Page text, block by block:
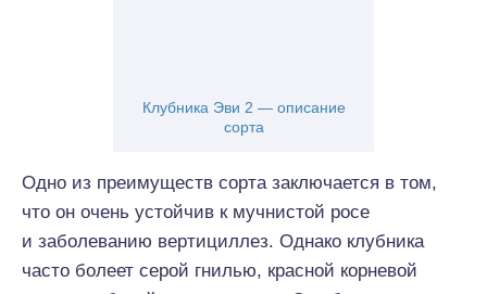
Клубника Эви 2 — описание
сорта
Одно из преимуществ сорта заключается в том,
что он очень устойчив к мучнистой росе
и заболеванию вертициллез. Однако клубника
часто болеет серой гнилью, красной корневой